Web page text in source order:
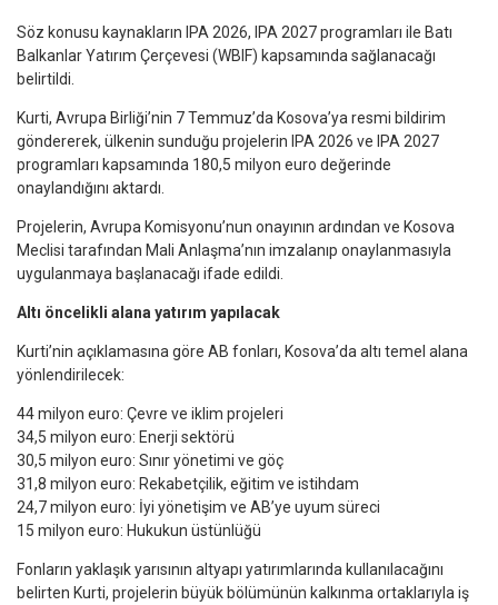
Söz konusu kaynakların IPA 2026, IPA 2027 programları ile Batı
Balkanlar Yatırım Çerçevesi (WBIF) kapsamında sağlanacağı
belirtildi.
Kurti, Avrupa Birliği’nin 7 Temmuz’da Kosova’ya resmi bildirim
göndererek, ülkenin sunduğu projelerin IPA 2026 ve IPA 2027
programları kapsamında 180,5 milyon euro değerinde
onaylandığını aktardı.
Projelerin, Avrupa Komisyonu’nun onayının ardından ve Kosova
Meclisi tarafından Mali Anlaşma’nın imzalanıp onaylanmasıyla
uygulanmaya başlanacağı ifade edildi.
Altı öncelikli alana yatırım yapılacak
Kurti’nin açıklamasına göre AB fonları, Kosova’da altı temel alana
yönlendirilecek:
44 milyon euro: Çevre ve iklim projeleri
34,5 milyon euro: Enerji sektörü
30,5 milyon euro: Sınır yönetimi ve göç
31,8 milyon euro: Rekabetçilik, eğitim ve istihdam
24,7 milyon euro: İyi yönetişim ve AB’ye uyum süreci
15 milyon euro: Hukukun üstünlüğü
Fonların yaklaşık yarısının altyapı yatırımlarında kullanılacağını
belirten Kurti, projelerin büyük bölümünün kalkınma ortaklarıyla iş